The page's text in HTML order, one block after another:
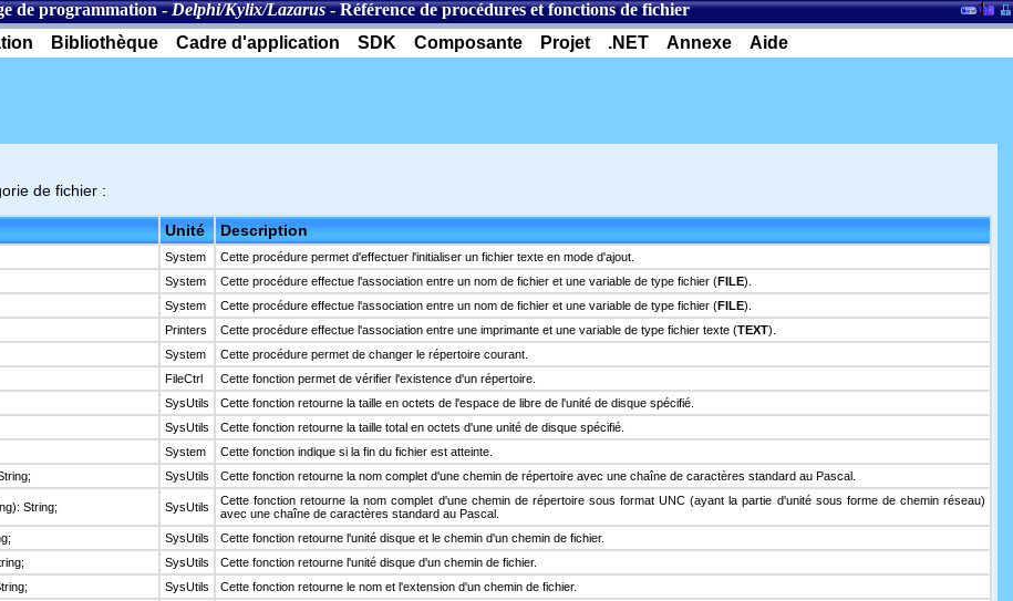
de programmation-Delphi/Kylix/Lazarus-Référence de procédures et fonctions de fichier
Bibliothèque Cadre d'application SDK Composante Projet .NET Annexe Aide
de fichier :
Unité Description
System
Cette procédure permet d'effectuer l'initialiser un fichier texte en mode d'ajout.
System Cette procédure effectue l'association entre un nom de fichier et une variable de type fichier (FILE).
System Cette procédure effectue l'association entre un nom de fichier et une variable de type fichier (FILE).
Printers Cette procédure effectue l'association entre une imprimante et une variable de type fichier texte (TEXT).
System
Cette procédure permet de changer le répertoire courant.
FileCtrl
Cette fonction permet de vérifier l'existence d'un répertoire.
SysUtils
Cette fonction retourne la taille en octets de l'espace de libre de l'unité de disque spécifié.
SysUtils
Cette fonction retourne la taille total en octets d'une unité de disque spécifié.
System
Cette fonction indique si la fin du fichier est atteinte.
SysUtils Cette fonction retourne la nom complet d'une chemin de répertoire avec une chaîne de caractères standard au Pascal.
String; SysUtils
Cette fonction retourne la nom complet d'une chemin de répertoire sous format UNC (ayant la partie d'unité sous forme de chemin réseau)
avec une chaîne de caractères standard au Pascal.
SysUtils
Cette fonction retourne l'unité disque et le chemin d'un chemin de fichier.
SysUtils
Cette fonction retourne l'unité disque d'un chemin de fichier.
SysUtils
Cette fonction retourne le nom et l'extension d'un chemin de fichier.